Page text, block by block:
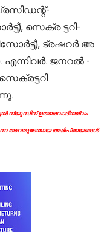
സെക്ര ട്ടറി-
ട്രഷറർ അ
എന്നിവർ. ജനറൽ -
ന്യൂസിന് ഉത്തരവാദിത്ത്വം
അവരുടേതായ അഭിപ്രായങ്ങൾ